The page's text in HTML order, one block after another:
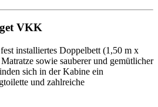
VKK
installiertes Doppelbett (1,50 m x
sowie sauberer und gemütlicher
sich in der Kabine ein
und zahlreiche